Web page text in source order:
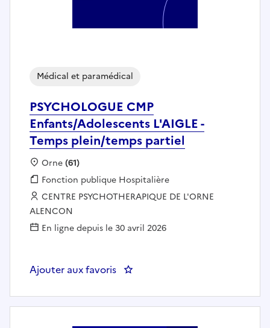
PSYCHOLOGUE CMP
Enfants/Adolescents L'AIGLE -
Temps plein/temps partiel
Médical et paramédical
Localisation :
Orne(61)
Fonction publique :
Fonction publique Hospitalière
Employeur :
CENTRE PSYCHOTHERAPIQUE DE L'ORNE
ALENCON
En ligne depuis le 30 avril 2026
Ajouter aux favoris : PSYCHOLOGUE CMP